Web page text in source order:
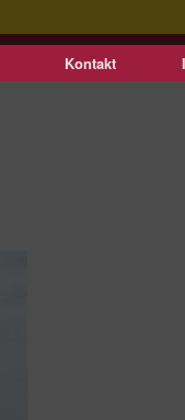
Kontakt